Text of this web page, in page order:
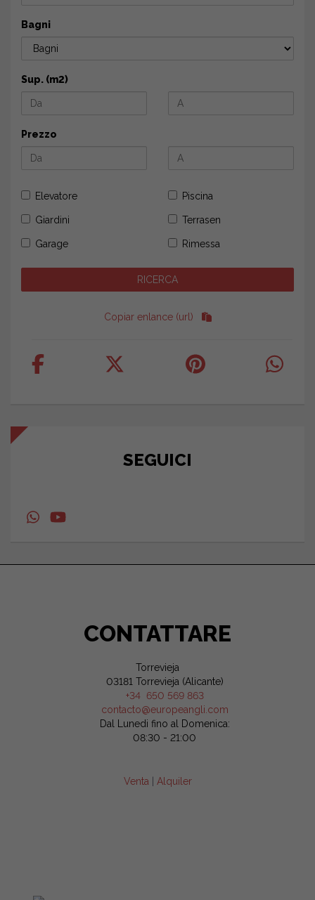
Bagni
Sup. (m2)
Prezzo
Elevatore Piscina
Giardini Terrasen
Garage Rimessa
Copiar enlance (url)
SEGUICI
CONTATTARE
Torrevieja
03181 Torrevieja (Alicante)
+34 650 569 863
contacto@europeangli.com
Dal Lunedi fino al Domenica:
08:30 - 21:00
Venta Alquiler